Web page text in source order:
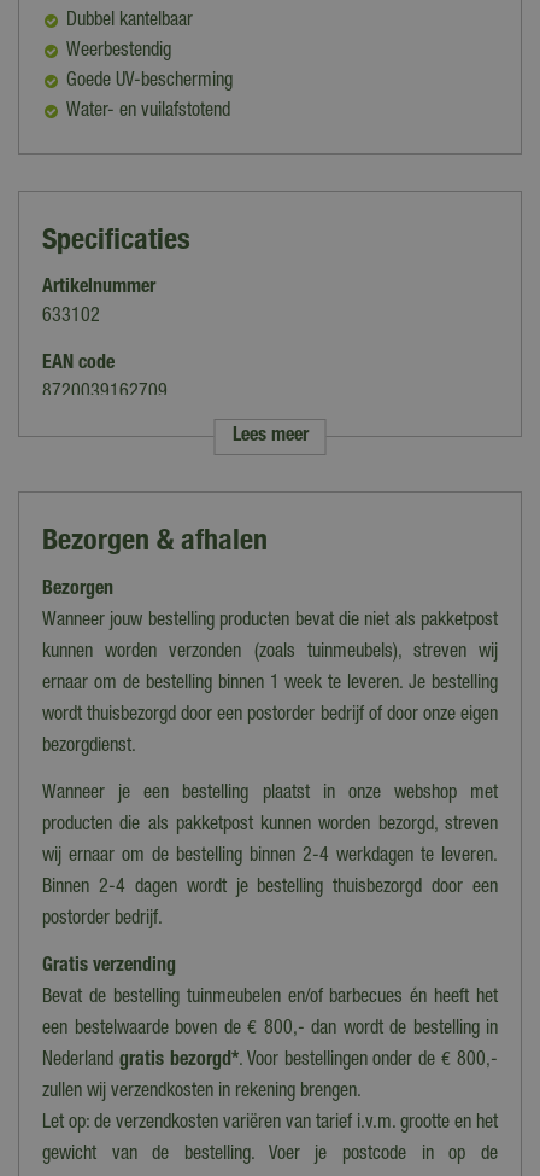
Dubbel kantelbaar
Weerbestendig
Goede UV-bescherming
Water- en vuilafstotend
Specificaties
Artikelnummer
633102
EAN code
8720039162709
Merk
Zwart
Uitvoering
Rechthoek
Lengte/diameter (cm)
Lengte
350 cm
Breedte
260 cm
Hoogte
256 cm
Afmeting doek
350x260 cm
Lees meer
Bezorgen & afhalen
Bezorgen
Wanneer jouw bestelling producten bevat die niet als pakketpost
kunnen worden verzonden (zoals tuinmeubels), streven wij
ernaar om de bestelling binnen 1 week te leveren. Je bestelling
wordt thuisbezorgd door een postorder bedrijf of door onze eigen
bezorgdienst.
Wanneer je een bestelling plaatst in onze webshop met
producten die als pakketpost kunnen worden bezorgd, streven
wij ernaar om de bestelling binnen 2-4 werkdagen te leveren.
Binnen 2-4 dagen wordt je bestelling thuisbezorgd door een
postorder bedrijf.
Gratis verzending
Bevat de bestelling tuinmeubelen en/of barbecues én heeft het
een bestelwaarde boven de € 800,- dan wordt de bestelling in
Nederland gratis bezorgd*. Voor bestellingen onder de € 800,-
zullen wij verzendkosten in rekening brengen.
Let op: de verzendkosten variëren van tarief i.v.m. grootte en het
gewicht van de bestelling. Voer je postcode in op de